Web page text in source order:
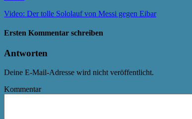
Video: Der tolle Sololauf von Messi gegen Eibar
Ersten Kommentar schreiben
Antworten
Deine E-Mail-Adresse wird nicht veröffentlicht.
Kommentar